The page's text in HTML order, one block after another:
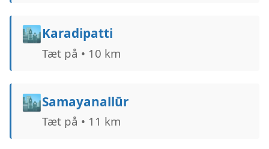
🏙️Karadipatti
Tæt på • 10 km
🏙️Samayanallūr
Tæt på • 11 km